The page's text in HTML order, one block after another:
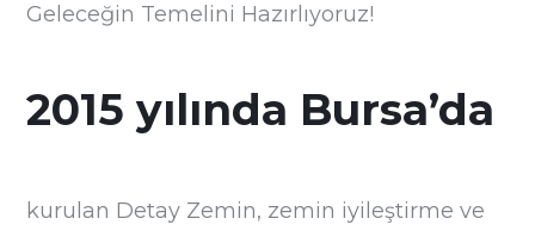
Geleceğin Temelini Hazırlıyoruz!
2015 yılında Bursa’da
kurulan Detay Zemin, zemin iyileştirme ve